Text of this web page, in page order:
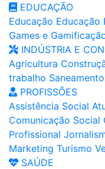
EDUCAÇÃO
Educação Educação
Games e
INDÚSTRIA E
Agricultura
trabalho Saneamento
PROFISSÕES
Assistência Social
Comunicação Social
Profissional
Marketing Turismo
SAÚDE